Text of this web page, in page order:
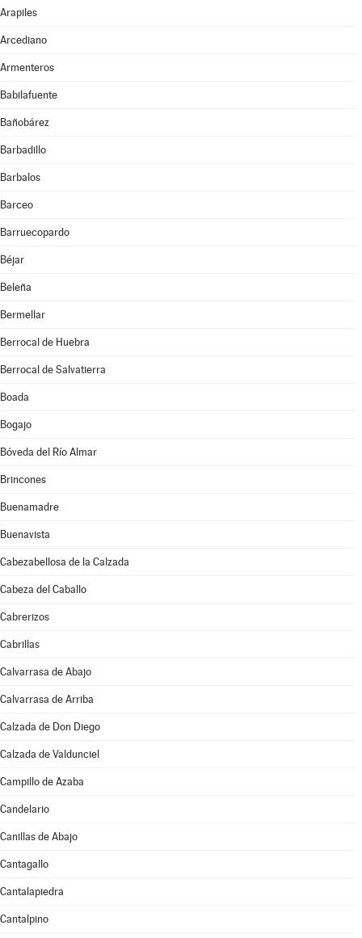
Arapiles
Arcediano
Armenteros
Babilafuente
Bañobárez
Barbadillo
Barbalos
Barceo
Barruecopardo
Béjar
Beleña
Bermellar
Berrocal de Huebra
Berrocal de Salvatierra
Boada
Bogajo
Bóveda del Río Almar
Brincones
Buenamadre
Buenavista
Cabezabellosa de la Calzada
Cabeza del Caballo
Cabrerizos
Cabrillas
Calvarrasa de Abajo
Calvarrasa de Arriba
Calzada de Don Diego
Calzada de Valdunciel
Campillo de Azaba
Candelario
Canillas de Abajo
Cantagallo
Cantalapiedra
Cantalpino